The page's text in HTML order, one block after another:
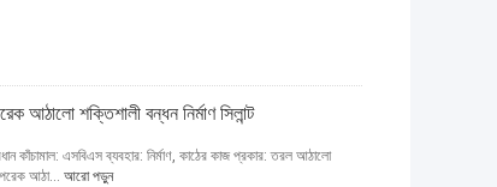
আঠালো শক্তিশালী বন্ধন নির্মাণ সিলান্ট
কাঁচামাল: এসবিএস ব্যবহার: নির্মাণ, কাঠের কাজ প্রকার: তরল আঠালো
আঠা... আরো পড়ুন